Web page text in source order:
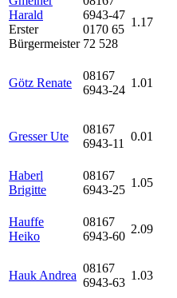
Harald
Erster
Bürgermeister
6943-47
0170 65
72 528
1.17
Götz Renate
08167
6943-24
1.01
Gresser Ute
08167
6943-11
0.01
Haberl
Brigitte
08167
6943-25
1.05
Hauffe
Heiko
08167
6943-60
2.09
Hauk Andrea
08167
6943-63
1.03